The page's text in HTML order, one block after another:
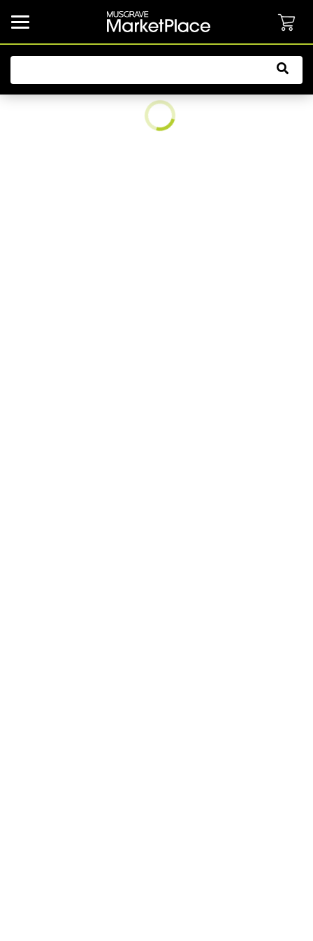
common.button.navbarCollapsed.text